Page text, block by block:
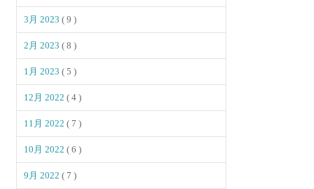
3月 2023( 9 )
2月 2023( 8 )
1月 2023( 5 )
12月 2022( 4 )
11月 2022( 7 )
10月 2022( 6 )
9月 2022( 7 )